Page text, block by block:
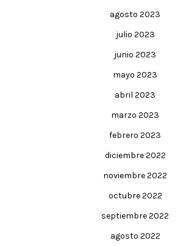
agosto 2023
julio 2023
junio 2023
mayo 2023
abril 2023
marzo 2023
febrero 2023
diciembre 2022
noviembre 2022
octubre 2022
septiembre 2022
agosto 2022